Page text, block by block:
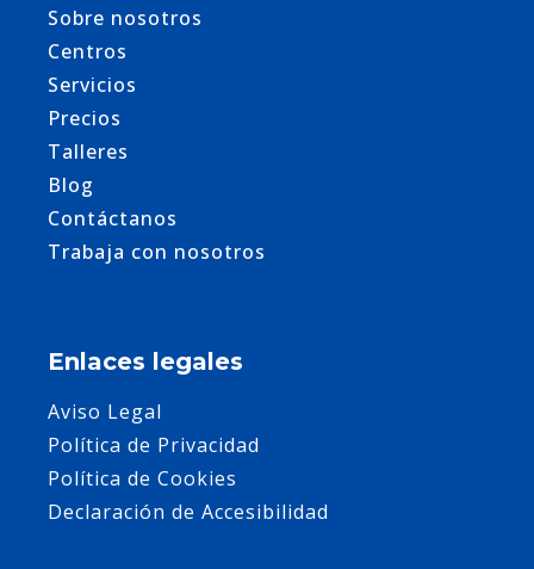
Sobre nosotros
Centros
Servicios
Precios
Talleres
Blog
Contáctanos
Trabaja con nosotros
Enlaces legales
Aviso Legal
Política de Privacidad
Política de Cookies
Declaración de Accesibilidad